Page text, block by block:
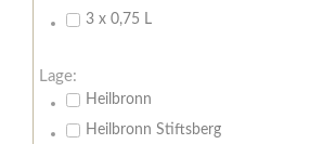
3 x 0,75 L
Lage:
Heilbronn
Heilbronn Stiftsberg